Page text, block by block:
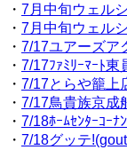
・ 7月中旬ウェル
・ 7月中旬ウェル
・ 7/17ユアーズア
・ 7/17ﾌｧﾐﾘｰﾏｰﾄ
・ 7/17とらや籠上
・ 7/17鳥貴族京成
・ 7/18ﾎｰﾑｾﾝﾀｰｺｰ
・ 7/18グッテ